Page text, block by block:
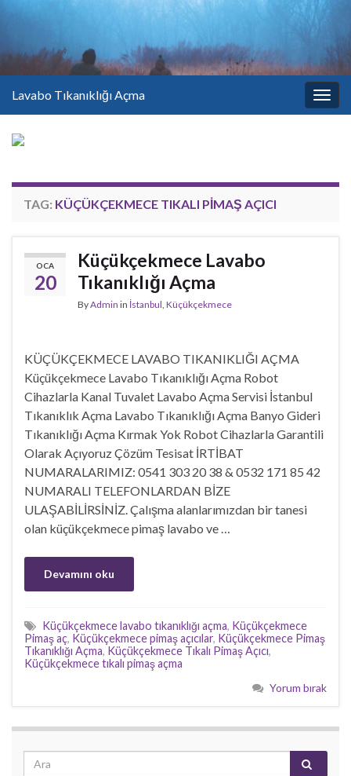
Lavabo Tıkanıklığı Açma
TAG: KÜÇÜKÇEKMECE TIKALI PIMAŞ AÇICI
OCA
20
Küçükçekmece Lavabo
Tıkanıklığı Açma
ByAdmin in İstanbul Küçükçekmece
KÜÇÜKÇEKMECE LAVABO TIKANIKLIĞI AÇMA
Küçükçekmece Lavabo Tıkanıklığı Açma Robot
Cihazlarla Kanal Tuvalet Lavabo Açma Servisi İstanbul
Tıkanıklık Açma Lavabo Tıkanıklığı Açma Banyo Gideri
Tıkanıklığı Açma Kırmak Yok Robot Cihazlarla Garantili
Olarak Açıyoruz Çözüm Tesisat İRTİBAT
NUMARALARIMIZ: 0541 303 20 38 & 0532 171 85 42
NUMARALI TELEFONLARDAN BİZE
ULAŞABİLİRSİNİZ. Çalışma alanlarımızdan bir tanesi
olan küçükçekmece pimaş lavabo ve …
Devamını oku
Küçükçekmece lavabo tıkanıklığı açma, Küçükçekmece
Pimaş aç, Küçükçekmece pimaş açıcılar, Küçükçekmece Pimaş
Tıkanıklığı Açma, Küçükçekmece Tıkalı Pimaş Açıcı,
Küçükçekmece tıkalı pimaş açma
Yorum bırak